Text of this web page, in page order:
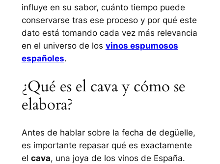
influye en su sabor, cuánto tiempo puede
conservarse tras ese proceso y por qué este
dato está tomando cada vez más relevancia
en el universo de los vinos espumosos
españoles.
¿Qué es el cava y cómo se
elabora?
Antes de hablar sobre la fecha de degüelle,
es importante repasar qué es exactamente
el cava, una joya de los vinos de España.